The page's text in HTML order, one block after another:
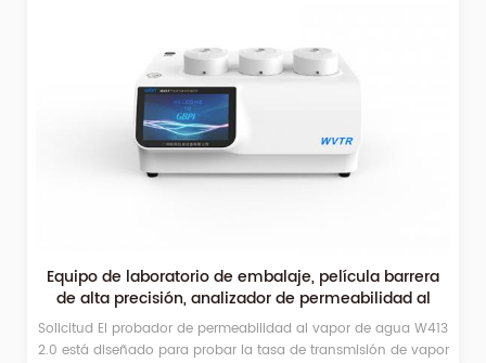
Equipo de laboratorio de embalaje, película barrera
de alta precisión, analizador de permeabilidad al
vapor de agua, tasa de transmisión de vapor de
humedad
Solicitud El probador de permeabilidad al vapor de agua W413
2.0 está diseñado para probar la tasa de transmisión de vapor